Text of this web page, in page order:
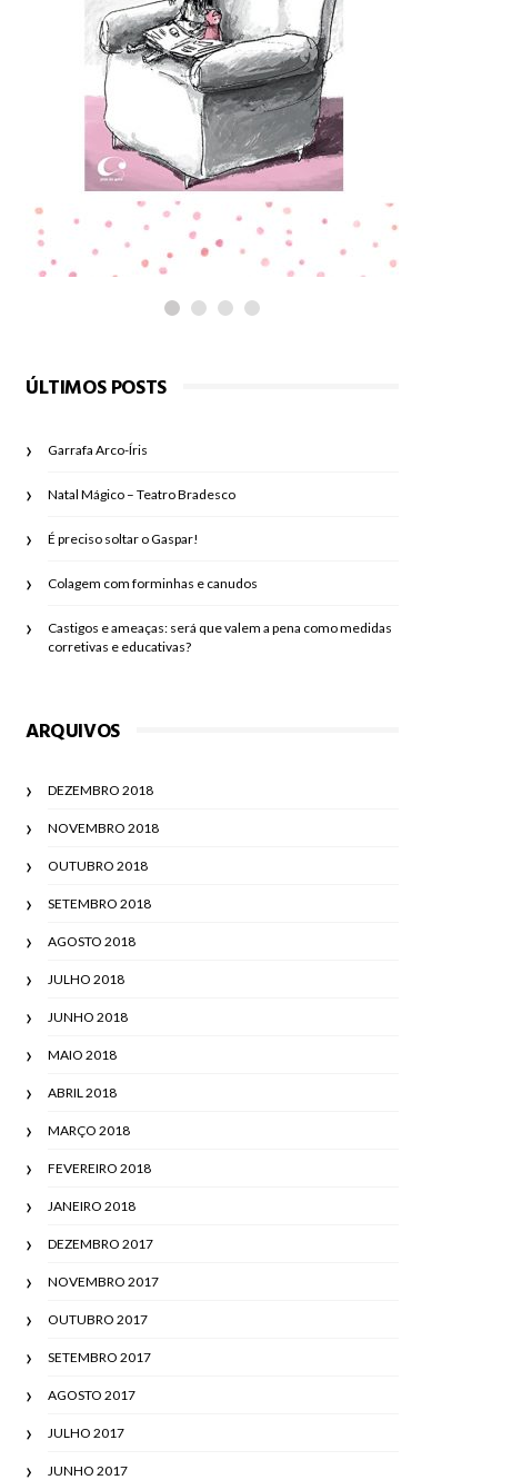
PARA LER
Adélia
ÚLTIMOS POSTS
Garrafa Arco-Íris
Natal Mágico – Teatro Bradesco
É preciso soltar o Gaspar!
Colagem com forminhas e canudos
Castigos e ameaças: será que valem a pena como medidas
corretivas e educativas?
ARQUIVOS
DEZEMBRO 2018
NOVEMBRO 2018
OUTUBRO 2018
SETEMBRO 2018
AGOSTO 2018
JULHO 2018
JUNHO 2018
MAIO 2018
ABRIL 2018
MARÇO 2018
FEVEREIRO 2018
JANEIRO 2018
DEZEMBRO 2017
NOVEMBRO 2017
OUTUBRO 2017
SETEMBRO 2017
AGOSTO 2017
JULHO 2017
JUNHO 2017